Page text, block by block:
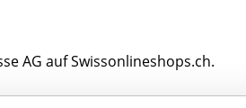
AG auf Swissonlineshops.ch.